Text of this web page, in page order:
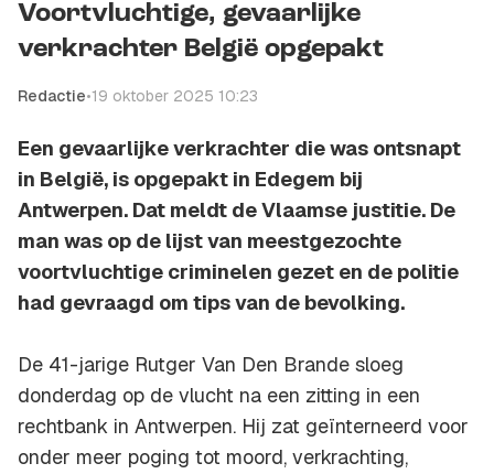
Voortvluchtige, gevaarlijke
verkrachter België opgepakt
Redactie•19 oktober 2025 10:23
Een gevaarlijke verkrachter die was ontsnapt
in België, is opgepakt in Edegem bij
Antwerpen. Dat meldt de Vlaamse justitie. De
man was op de lijst van meestgezochte
voortvluchtige criminelen gezet en de politie
had gevraagd om tips van de bevolking.
De 41-jarige Rutger Van Den Brande sloeg
donderdag op de vlucht na een zitting in een
rechtbank in Antwerpen. Hij zat geïnterneerd voor
onder meer poging tot moord, verkrachting,